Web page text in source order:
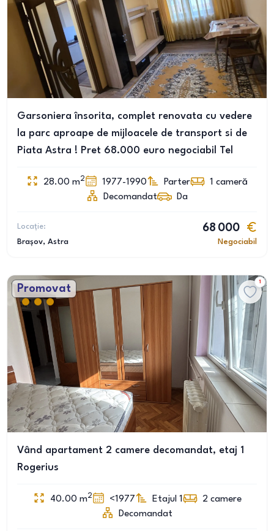
Garsoniera însorita, complet renovata cu vedere
la parc aproape de mijloacele de transport si de
Piata Astra ! Pret 68.000 euro negociabil Tel
28.00 m2 1977-1990 Parter 1 cameră
Decomandat
Da
Locație:
Brașov, Astra
68 000
Negociabil
Promovat
1
Vând apartament 2 camere decomandat, etaj 1
Rogerius
40.00 m2 <1977 Etajul 1 2 camere
Decomandat